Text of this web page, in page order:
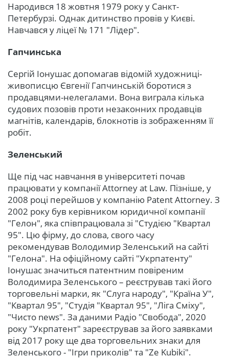
Народився 18 жовтня 1979 року у Санкт-
Петербурзі. Однак дитинство провів у Києві.
Навчався у ліцеї № 171 "Лідер".
Гапчинська
Сергій Іонушас допомагав відомій художниці-
живописцю Євгенії Гапчинській боротися з
продавцями-нелегалами. Вона виграла кілька
судових позовів проти незаконних продавців
магнітів, календарів, блокнотів із зображенням її
робіт.
Зеленський
Ще під час навчання в університеті почав
працювати у компанії Attorney at Law. Пізніше, у
2008 році перейшов у компанію Patent Attorney. З
2002 року був керівником юридичної компанії
"Гелон", яка співпрацювала зі "Студією "Квартал
95". Цю фірму, до слова, свого часу
рекомендував Володимир Зеленський на сайті
"Гелона". На офіційному сайті "Укрпатенту"
Іонушас значиться патентним повіреним
Володимира Зеленського – реєстрував такі його
торговельні марки, як "Слуга народу", "Країна У",
"Квартал 95", "Студія "Квартал 95", "Ліга Сміху",
"Чисто news". За даними Радіо "Свобода", 2020
року "Укрпатент" зареєстрував за його заявками
від 2017 року ще два торговельних знаки для
Зеленського - "Ігри приколів" та "Ze Kubiki".